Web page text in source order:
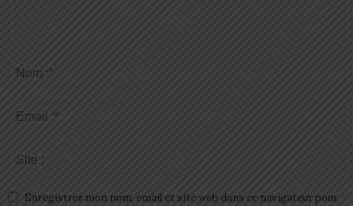
Enregistrer mon nom, email et site web dans ce navigateur pour